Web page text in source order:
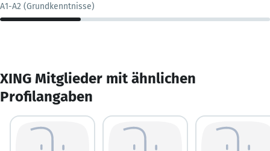
A1-A2 (Grundkenntnisse)
XING Mitglieder mit ähnlichen
Profilangaben